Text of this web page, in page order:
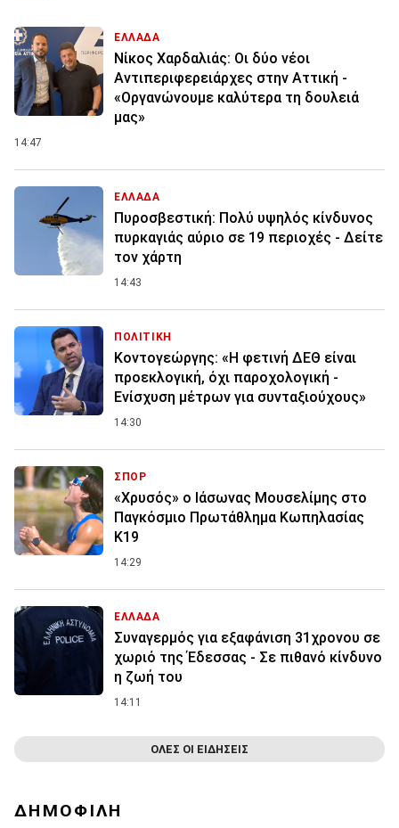
ΕΛΛΑΔΑ
Νίκος Χαρδαλιάς: Οι δύο νέοι
Αντιπεριφερειάρχες στην Αττική -
«Οργανώνουμε καλύτερα τη δουλειά
μας»
14:47
ΕΛΛΑΔΑ
Πυροσβεστική: Πολύ υψηλός κίνδυνος
πυρκαγιάς αύριο σε 19 περιοχές - Δείτε
τον χάρτη
14:43
ΠΟΛΙΤΙΚΗ
Κοντογεώργης: «Η φετινή ΔΕΘ είναι
προεκλογική, όχι παροχολογική -
Ενίσχυση μέτρων για συνταξιούχους»
14:30
ΣΠΟΡ
«Χρυσός» ο Ιάσωνας Μουσελίμης στο
Παγκόσμιο Πρωτάθλημα Κωπηλασίας
Κ19
14:29
ΕΛΛΑΔΑ
Συναγερμός για εξαφάνιση 31χρονου σε
χωριό της Έδεσσας - Σε πιθανό κίνδυνο
η ζωή του
14:11
ΟΛΕΣ ΟΙ ΕΙΔΗΣΕΙΣ
ΔΗΜΟΦΙΛΗ